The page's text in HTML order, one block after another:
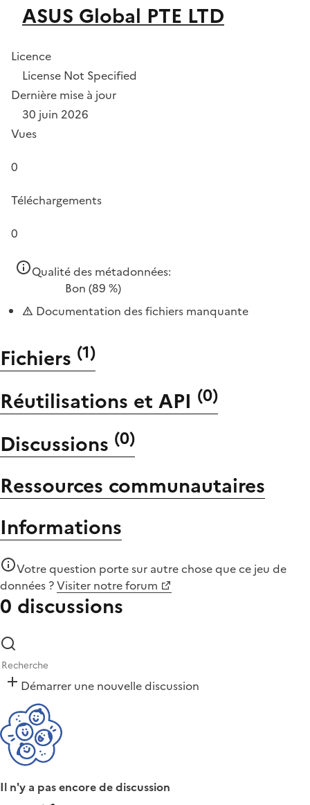
ASUS Global PTE LTD
Licence
License Not Specified
Dernière mise à jour
30 juin 2026
Vues
0
Téléchargements
0
Qualité des métadonnées:
Bon (89 %)
Documentation des fichiers manquante
Fichiers (1)
Réutilisations et API (0)
Discussions (0)
Ressources communautaires
Informations
Votre question porte sur autre chose quece jeu de
données ?Visiter notre forum
0 discussions
Démarrer une nouvelle discussion
Il n'y a pas encore de discussion